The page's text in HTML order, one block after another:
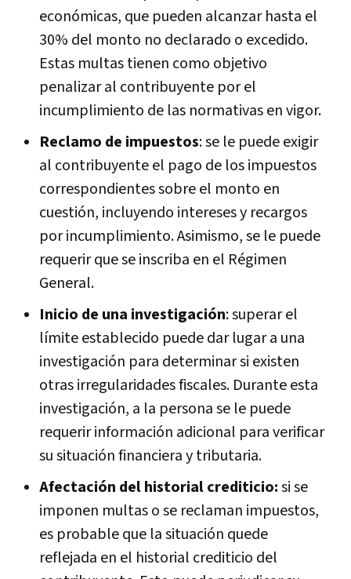
económicas, que pueden alcanzar hasta el
30% del monto no declarado o excedido.
Estas multas tienen como objetivo
penalizar al contribuyente por el
incumplimiento de las normativas en vigor.
Reclamo de impuestos: se le puede exigir
al contribuyente el pago de los impuestos
correspondientes sobre el monto en
cuestión, incluyendo intereses y recargos
por incumplimiento. Asimismo, se le puede
requerir que se inscriba en el Régimen
General.
Inicio de una investigación: superar el
límite establecido puede dar lugar a una
investigación para determinar si existen
otras irregularidades fiscales. Durante esta
investigación, a la persona se le puede
requerir información adicional para verificar
su situación financiera y tributaria.
Afectación del historial crediticio:si se
imponen multas o se reclaman impuestos,
es probable que la situación quede
reflejada en el historial crediticio del